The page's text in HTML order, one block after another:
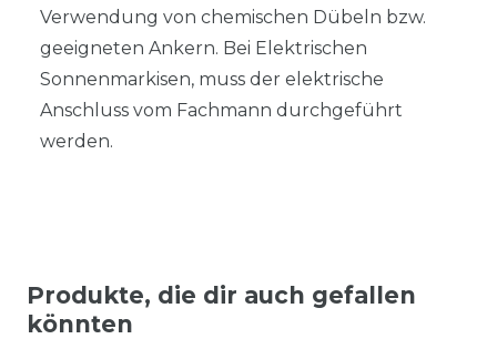
Verwendung von chemischen Dübeln bzw.
geeigneten Ankern. Bei Elektrischen
Sonnenmarkisen, muss der elektrische
Anschluss vom Fachmann durchgeführt
werden.
Produkte, die dir auch gefallen
könnten